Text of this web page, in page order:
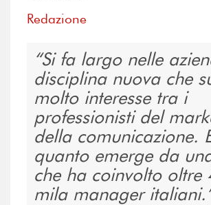
Redazione
Si fa largo nelle
disciplina nuova che
molto interesse tra i
professionisti del
della comunicazione.
quanto emerge da
che ha coinvolto oltre
mila manager italiani.